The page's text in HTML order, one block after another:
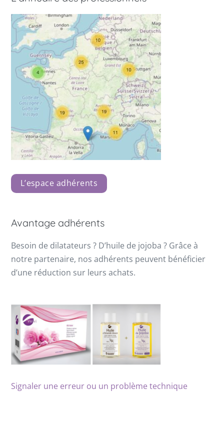
L’espace adhérents
Avantage adhérents
Besoin de dilatateurs ? D’huile de jojoba ? Grâce à
notre partenaire, nos adhérents peuvent bénéficier
d’une réduction sur leurs achats.
Signaler une erreur ou un problème technique